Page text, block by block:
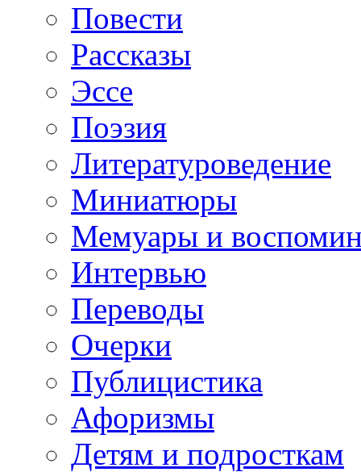
Повести
Рассказы
Эссе
Поэзия
Литературоведение
Миниатюры
Мемуары и
Интервью
Переводы
Очерки
Публицистика
Афоризмы
Детям и подросткам